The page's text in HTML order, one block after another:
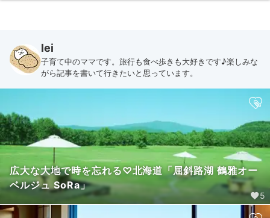
lei
子育て中のママです。旅行も食べ歩きも大好きです♪楽しみな
がら記事を書いて行きたいと思っています。
広大な大地で時を忘れる♡北海道「屈斜路湖 鶴雅オー
ベルジュ SoRa」
5